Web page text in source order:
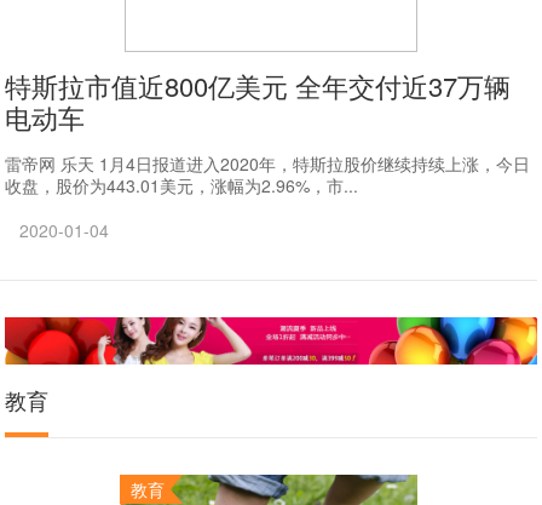
特斯拉市值近800亿美元 全年交付近37万辆
电动车
雷帝网 乐天 1月4日报道进入2020年，特斯拉股价继续持续上涨，今日
收盘，股价为443.01美元，涨幅为2.96%，市...
2020-01-04
教育
教育